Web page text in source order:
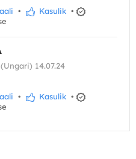
• Kasulik •
14.07.24
• Kasulik •